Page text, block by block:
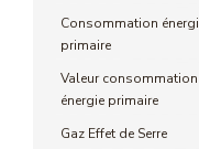
Consommation
primaire
Valeur consommation
énergie primaire
Gaz Effet de Serre